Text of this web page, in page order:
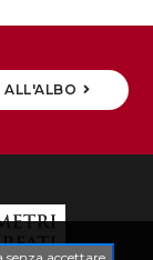
ALL'ALBO